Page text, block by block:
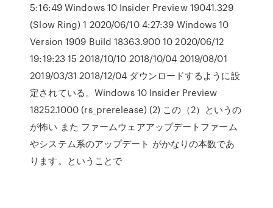
5:16:49 Windows 10 Insider Preview 19041.329
(Slow Ring) 1 2020/06/10 4:27:39 Windows 10
Version 1909 Build 18363.900 10 2020/06/12
19:19:23 15 2018/10/10 2018/10/04 2019/08/01
2019/03/31 2018/12/04 ダウンロードするように設
定されている。Windows 10 Insider Preview
18252.1000 (rs_prerelease) (2) この（2）というの
が怖い また ファームウェアアップデートファーム
やシステム系のアップデート がかなりの本数であ
ります。ということで